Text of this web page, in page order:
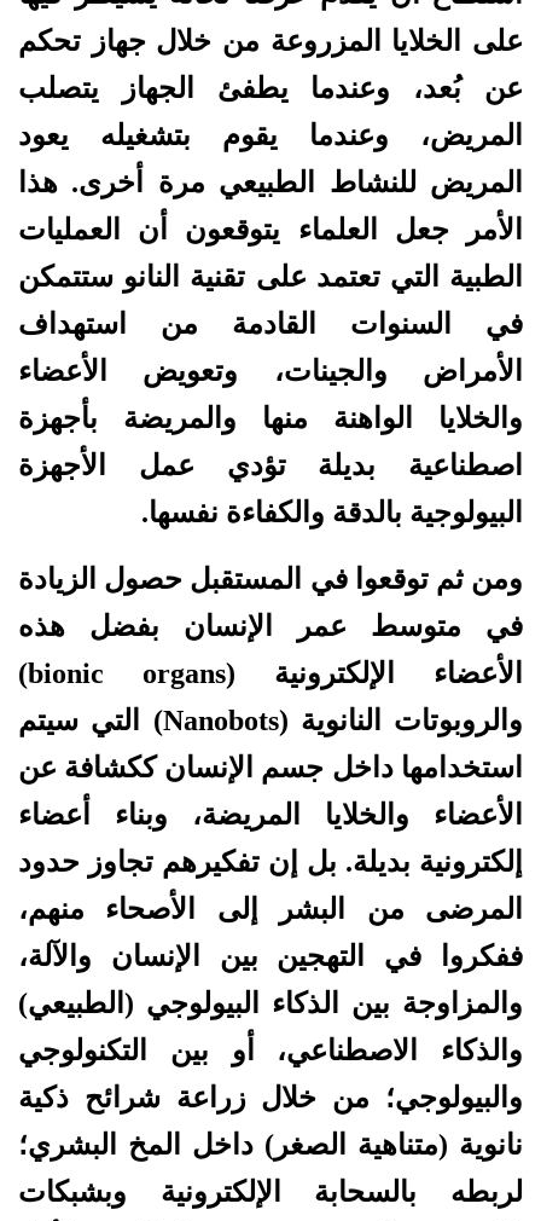
على الخلايا المزروعة من خلال جهاز تحكم
عن بُعد، وعندما يطفئ الجهاز يتصلب
المريض، وعندما يقوم بتشغيله يعود
المريض للنشاط الطبيعي مرة أخرى. هذا
الأمر جعل العلماء يتوقعون أن العمليات
الطبية التي تعتمد على تقنية النانو ستتمكن
في السنوات القادمة من استهداف
الأمراض والجينات، وتعويض الأعضاء
والخلايا الواهنة منها والمريضة بأجهزة
اصطناعية بديلة تؤدي عمل الأجهزة
البيولوجية بالدقة والكفاءة نفسها.
ومن ثم توقعوا في المستقبل حصول الزيادة
في متوسط عمر الإنسان بفضل هذه
الأعضاء الإلكترونية (bionic organs)
والروبوتات النانوية (Nanobots) التي سيتم
استخدامها داخل جسم الإنسان ككشافة عن
الأعضاء والخلايا المريضة، وبناء أعضاء
إلكترونية بديلة. بل إن تفكيرهم تجاوز حدود
المرضى من البشر إلى الأصحاء منهم،
ففكروا في التهجين بين الإنسان والآلة،
والمزاوجة بين الذكاء البيولوجي (الطبيعي)
والذكاء الاصطناعي، أو بين التكنولوجي
والبيولوجي؛ من خلال زراعة شرائح ذكية
نانوية (متناهية الصغر) داخل المخ البشري؛
لربطه بالسحابة الإلكترونية وبشبكات